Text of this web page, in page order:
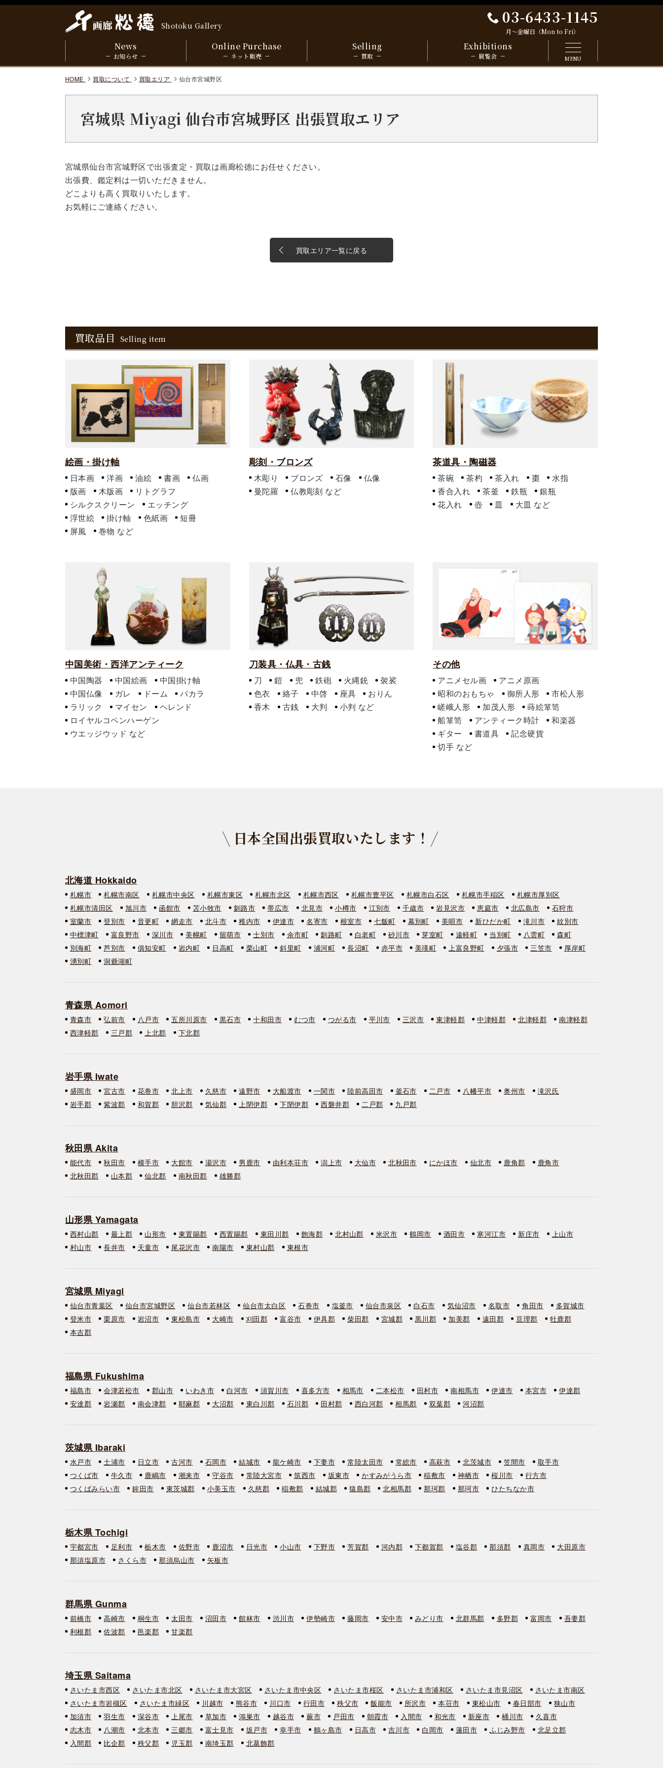
Shotoku Gallery 03-6433-1145
月～金曜日（Mon to Fri）
MENU
News
お知らせ
Online Purchase
ネット販売
Selling
買取
Exhibitions
展覧会
HOME 買取について 買取エリア 仙台市宮城野区
宮城県 Miyagi 仙台市宮城野区 出張買取エリア
宮城県仙台市宮城野区で出張査定・買取は画廊松徳にお任せください。
出張費、鑑定料は一切いただきません。
どこよりも高く買取りいたします。
お気軽にご連絡ください。
買取エリア一覧に戻る
買取品目 Selling item
絵画・掛け軸
日本画 洋画 油絵 書画
仏画
版画
木版画
リトグラフ
シルクスクリーン
エッチング
浮世絵
掛け軸 色紙画
短冊
屏風
巻物
彫刻・ブロンズ
木彫り ブロンズ 石像
仏像
曼陀羅
仏教彫刻
茶道具・陶磁器
茶碗 茶杓 茶入れ 棗
水指
香合入れ
茶釜 鉄瓶
銀瓶
花入れ
壺 皿 大皿
中国美術・西洋アンティーク
中国陶器 中国絵画
中国掛け軸
中国仏像
ガレ ドーム
バカラ
ラリック
マイセン
ヘレンド
ロイヤルコペンハーゲン
ウエッジウッド
刀装具・仏具・古銭
刀 鎧 兜 鉄砲 火縄銃
袈裟
色衣
絡子 中啓 座具
おりん
香木
古銭 大判 小判
その他
アニメセル画
アニメ原画
昭和のおもちゃ
御所人形
市松人形
嵯峨人形
加茂人形
蒔絵箪笥
船箪笥
アンティーク時計
和楽器
ギター
書道具
記念硬貨
切手
日本全国出張買取いたします！
北海道 Hokkaido
札幌市 札幌市南区 札幌市中央区 札幌市東区 札幌市北区 札幌市西区 札幌市豊平区 札幌市白石区 札幌市手稲区
札幌市厚別区
札幌市清田区
旭川市 函館市 苫小牧市 釧路市 帯広市 北見市 小樽市 江別市 千歳市 岩見沢市 恵庭市 北広島市
石狩市
室蘭市
登別市 音更町 網走市 北斗市 稚内市 伊達市 名寄市 根室市 七飯町 幕別町 美唄市 新ひだか町 滝川市
紋別市
中標津町
富良野市 深川市 美幌町 留萌市 士別市 余市町 釧路町 白老町 砂川市 芽室町 遠軽町 当別町 八雲町
森町
別海町
芦別市 俱知安町 岩内町 日高町 栗山町 斜里町 浦河町 長沼町 赤平市 美瑛町 上富良野町 夕張市 三笠市
厚岸町
湧別町
洞爺湖町
青森県 Aomori
青森市 弘前市 八戸市 五所川原市 黒石市 十和田市 むつ市 つがる市 平川市 三沢市 東津軽郡 中津軽郡 北津軽郡
南津軽郡
西津軽郡
三戸郡 上北郡 下北郡
岩手県 Iwate
盛岡市 宮古市 花巻市 北上市 久慈市 遠野市 大船渡市 一関市 陸前高田市 釜石市 二戸市 八幡平市 奥州市
滝沢氏
岩手郡
紫波郡 和賀郡 胆沢郡 気仙郡 上閉伊郡 下閉伊郡 西磐井郡 二戸郡 九戸郡
秋田県 Akita
能代市 秋田市 横手市 大館市 湯沢市 男鹿市 由利本荘市 潟上市 大仙市 北秋田市 にかほ市 仙北市 鹿角郡
鹿角市
北秋田郡
山本郡 仙北郡 南秋田郡 雄勝郡
山形県 Yamagata
西村山郡 最上郡 山形市 東置賜郡 西置賜郡 東田川郡 飽海郡 北村山郡 米沢市 鶴岡市 酒田市 寒河江市 新庄市
上山市
村山市
長井市 天童市 尾花沢市 南陽市 東村山郡 東根市
宮城県 Miyagi
仙台市青葉区 仙台市宮城野区 仙台市若林区 仙台市太白区 石巻市 塩釜市 仙台市泉区 白石市 気仙沼市 名取市 角田市
多賀城市
登米市
栗原市 岩沼市 東松島市 大崎市 刈田郡 富谷市 伊具郡 柴田郡 宮城郡 黒川郡 加美郡 遠田郡 亘理郡
牡鹿郡
本吉郡
福島県 Fukushima
福島市 会津若松市 郡山市 いわき市 白河市 須賀川市 喜多方市 相馬市 二本松市 田村市 南相馬市 伊達市 本宮市
伊達郡
安達郡
岩瀬郡 南会津郡 耶麻郡 大沼郡 東白川郡 石川郡 田村郡 西白河郡 相馬郡 双葉郡 河沼郡
茨城県 Ibaraki
水戸市 土浦市 日立市 古河市 石岡市 結城市 龍ケ崎市 下妻市 常陸太田市 常総市 高萩市 北茨城市 笠間市
取手市
つくば市
牛久市 鹿嶋市 潮来市 守谷市 常陸大宮市 筑西市 坂東市 かすみがうら市 稲敷市 神栖市 桜川市
行方市
つくばみらい市
鉾田市 東茨城郡 小美玉市 久慈郡 稲敷郡 結城郡 猿島郡 北相馬郡 那珂郡 那珂市 ひたちなか市
栃木県 Tochigi
宇都宮市 足利市 栃木市 佐野市 鹿沼市 日光市 小山市 下野市 芳賀郡 河内郡 下都賀郡 塩谷郡 那須郡 真岡市
大田原市
那須塩原市
さくら市 那須烏山市 矢板市
群馬県 Gunma
前橋市 高崎市 桐生市 太田市 沼田市 館林市 渋川市 伊勢崎市 藤岡市 安中市 みどり市 北群馬郡 多野郡 富岡市
吾妻郡
利根郡
佐波郡 邑楽郡 甘楽郡
埼玉県 Saitama
さいたま市西区 さいたま市北区 さいたま市大宮区 さいたま市中央区 さいたま市桜区 さいたま市浦和区 さいたま市見沼区
さいたま市南区
さいたま市岩槻区
さいたま市緑区 川越市 熊谷市 川口市 行田市 秩父市 飯能市 所沢市 本荘市 東松山市 春日部市
狭山市
加須市
羽生市 深谷市 上尾市 草加市 鴻巣市 越谷市 蕨市 戸田市 朝霞市 入間市 和光市 新座市 桶川市
久喜市
志木市
八潮市 北本市 三郷市 富士見市 坂戸市 幸手市 鶴ヶ島市 日高市 吉川市 白岡市 蓮田市 ふじみ野市
北足立郡
入間郡
比企郡 秩父郡 児玉郡 南埼玉郡 北葛飾郡